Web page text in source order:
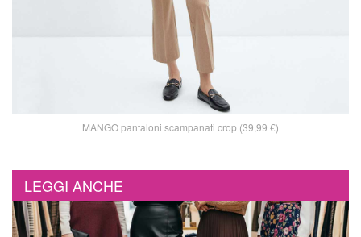
MANGO pantaloni scampanati crop (39,99 €)
LEGGI ANCHE